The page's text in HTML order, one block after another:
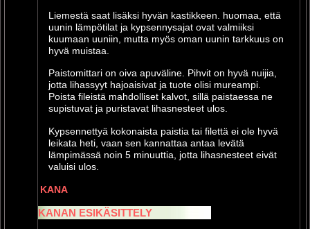
Liemestä saat lisäksi hyvän kastikkeen. huomaa, että
uunin lämpötilat ja kypsennysajat ovat valmiiksi
kuumaan uuniin, mutta myös oman uunin tarkkuus on
hyvä muistaa.
Paistomittari on oiva apuväline. Pihvit on hyvä nuijia,
jotta lihassyyt hajoaisivat ja tuote olisi mureampi.
Poista fileistä mahdolliset kalvot, sillä paistaessa ne
supistuvat ja puristavat lihasnesteet ulos.
Kypsennettyä kokonaista paistia tai filettä ei ole hyvä
leikata heti, vaan sen kannattaa antaa levätä
lämpimässä noin 5 minuuttia, jotta lihasnesteet eivät
valuisi ulos.
KANA
KANAN ESIKÄSITTELY